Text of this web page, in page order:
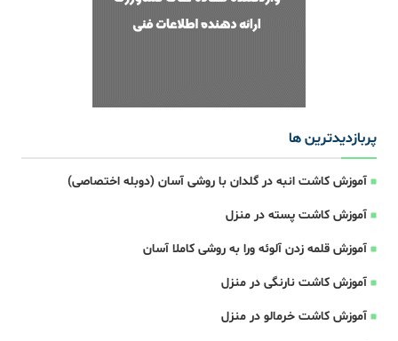
پربازدیدترین ها
آموزش کاشت انبه در گلدان با روشی آسان (دوبله اختصاصی)
آموزش کاشت پسته در منزل
آموزش قلمه زدن آلوئه ورا به روشی کاملا آسان
آموزش کاشت نارنگی در منزل
آموزش کاشت خرمالو در منزل